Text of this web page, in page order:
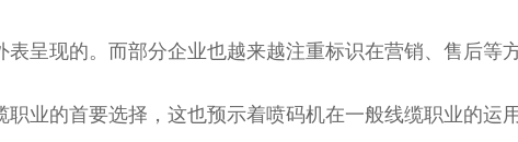
呈现的。而部分企业也越来越注重标识在营销、售后等
业的首要选择，这也预示着喷码机在一般线缆职业的运